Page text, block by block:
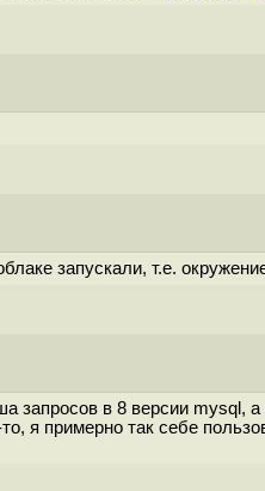
запускали, т.е.
запросов в 8 версии
я примерно так себе